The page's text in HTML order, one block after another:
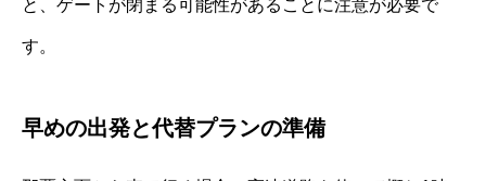
と、ゲートが閉まる可能性があることに注意が必要で
す。
早めの出発と代替プランの準備